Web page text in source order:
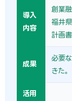
導入
内容
創業
福井
計画
成果
必要
きた。
活用